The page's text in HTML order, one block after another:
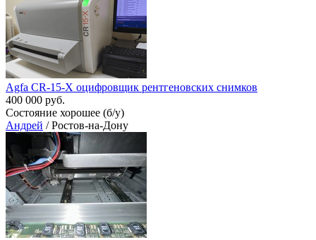
Agfa CR-15-X оцифровщик рентгеновских снимков
400 000 руб.
Состояние хорошее (б/у)
Андрей / Ростов-на-Дону